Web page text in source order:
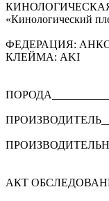
«Кинологический
ФЕДЕРАЦИЯ:
КЛЕЙМА: AKI
АКТ